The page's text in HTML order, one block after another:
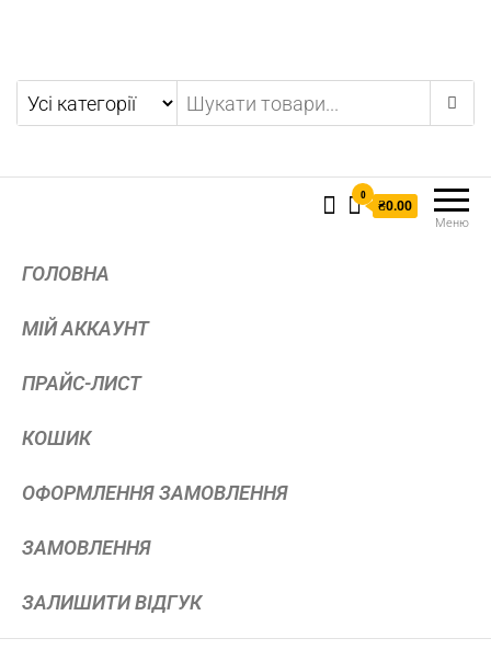
Меню
0
₴0.00
ГОЛОВНА
МІЙ АККАУНТ
ПРАЙС-ЛИСТ
КОШИК
ОФОРМЛЕННЯ ЗАМОВЛЕННЯ
ЗАМОВЛЕННЯ
ЗАЛИШИТИ ВІДГУК